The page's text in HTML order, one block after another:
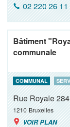
02 220 26 11
Bâtiment
communale
COMMUNAL
Rue Royale 284
1210 Bruxelles
VOIR PLAN